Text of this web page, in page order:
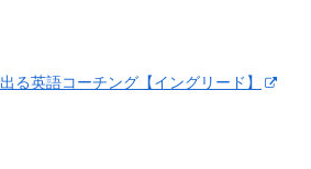
る英語コーチング【イングリード】